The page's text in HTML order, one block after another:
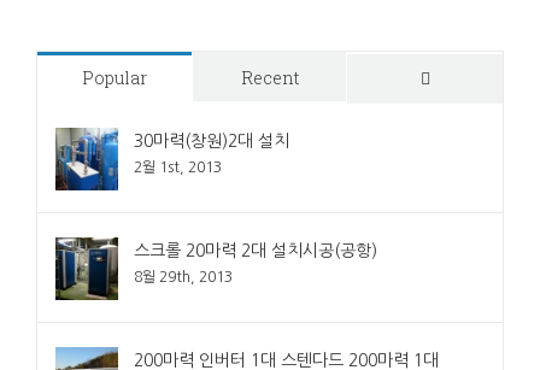
Popular Recent
30마력(창원)2대 설치
2월 1st, 2013
스크롤 20마력 2대 설치시공(공항)
8월 29th, 2013
200마력 인버터 1대 스텐다드 200마력 1대